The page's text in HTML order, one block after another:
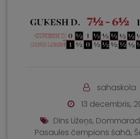
sahaskola
13 decembris,
Dins Ližeņs,
Pasaules čempions šahā,